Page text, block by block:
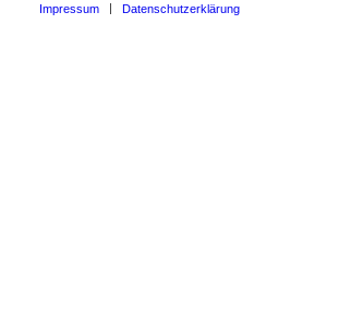
Impressum Datenschutzerklärung